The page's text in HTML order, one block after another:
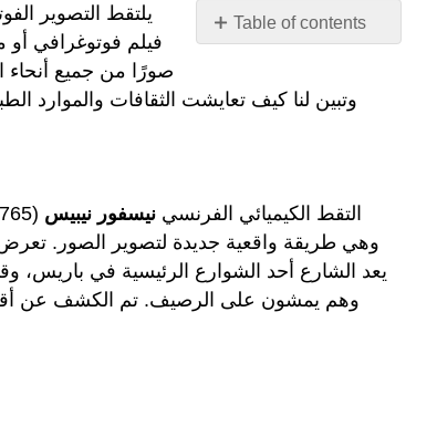
Table of contents
No
يلتقط التصوير
فيلم فوتوغرافي أو
وتبين لنا كيف تعايشت الثقافات والموارد
التقط الكيميائي الفرنسي نيسفور نيبيس (1765-1833) أول صورة متبقية. كانت الصورة الضبابية عبارة عن لوحة بيوتر مصقولة عرّضها للضوء لمدة ثماني ساعات. اخترع
وهم يمشون على الرصيف. تم الكشف عن